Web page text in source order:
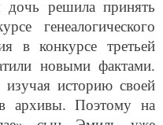
генеалогического
в конкурсе третьей
новыми фактами.
историю своей
архивы. Поэтому на
сын Эмиль уже